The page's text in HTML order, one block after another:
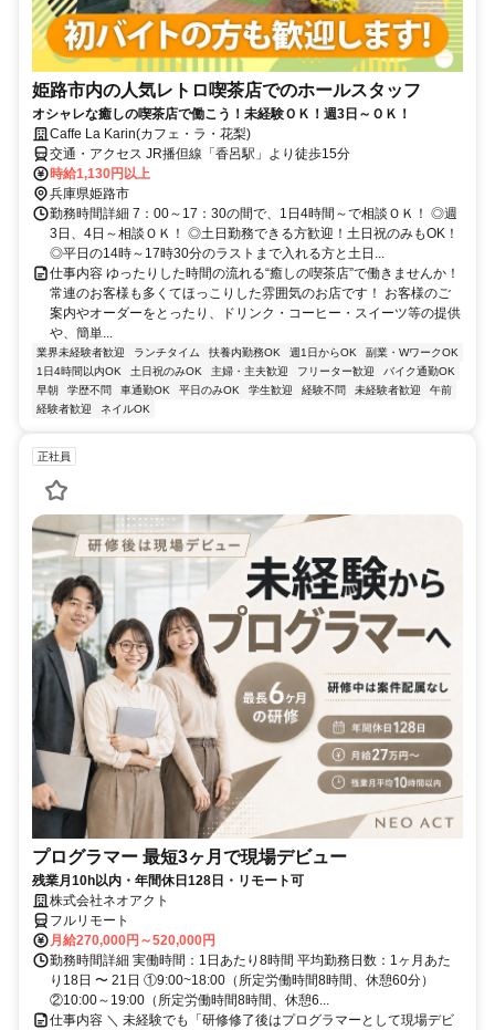
姫路市内の人気レトロ喫茶店でのホールスタッフ
オシャレな癒しの喫茶店で働こう！未経験ＯＫ！週3日～ＯＫ！
Caffe La Karin(カフェ・ラ・花梨)
交通・アクセス JR播但線「香呂駅」より徒歩15分
時給1,130円以上
兵庫県姫路市
勤務時間詳細 7：00～17：30の間で、1日4時間～で相談ＯＫ！ ◎週
3日、4日～相談ＯＫ！ ◎土日勤務できる方歓迎！土日祝のみもOK！
◎平日の14時～17時30分のラストまで入れる方と土日...
仕事内容 ゆったりした時間の流れる“癒しの喫茶店”で働きませんか！
常連のお客様も多くてほっこりした雰囲気のお店です！ お客様のご
案内やオーダーをとったり、ドリンク・コーヒー・スイーツ等の提供
や、簡単...
業界未経験者歓迎 ランチタイム 扶養内勤務OK 週1日からOK
副業・WワークOK
1日4時間以内OK
土日祝のみOK 主婦・主夫歓迎 フリーター歓迎
バイク通勤OK
早朝
学歴不問 車通勤OK 平日のみOK 学生歓迎 経験不問 未経験者歓迎
午前
経験者歓迎
ネイルOK
正社員
プログラマー 最短3ヶ月で現場デビュー
残業月10h以内・年間休日128日・リモート可
株式会社ネオアクト
フルリモート
月給270,000円～520,000円
勤務時間詳細 実働時間：1日あたり8時間 平均勤務日数：1ヶ月あた
り18日 〜 21日 ①9:00~18:00（所定労働時間8時間、休憩60分）
②10:00～19:00（所定労働時間8時間、休憩6...
仕事内容 ＼ 未経験でも「研修修了後はプログラマーとして現場デビ